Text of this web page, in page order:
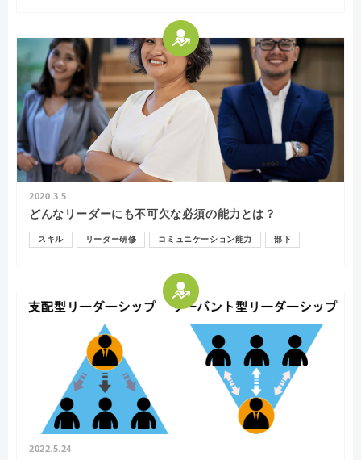
2020.3.5
どんなリーダーにも不可欠な必須の能力とは？
スキル リーダー研修 コミュニケーション能力 部下
2022.5.24